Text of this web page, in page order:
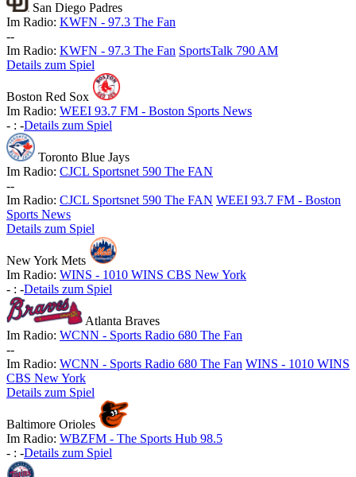
San Diego Padres
Im Radio: KWFN - 97.3 The Fan
--
Im Radio: KWFN - 97.3 The Fan SportsTalk 790 AM
Details zum Spiel
Boston Red Sox
Im Radio: WEEI 93.7 FM - Boston Sports News
- : -Details zum Spiel
Toronto Blue Jays
Im Radio: CJCL Sportsnet 590 The FAN
--
Im Radio: CJCL Sportsnet 590 The FAN WEEI 93.7 FM - Boston
Sports News
Details zum Spiel
New York Mets
Im Radio: WINS - 1010 WINS CBS New York
- : -Details zum Spiel
Atlanta Braves
Im Radio: WCNN - Sports Radio 680 The Fan
--
Im Radio: WCNN - Sports Radio 680 The Fan WINS - 1010 WINS
CBS New York
Details zum Spiel
Baltimore Orioles
Im Radio: WBZFM - The Sports Hub 98.5
- : -Details zum Spiel